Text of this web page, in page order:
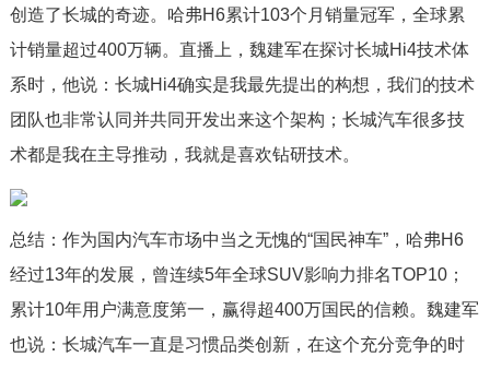
创造了长城的奇迹。哈弗H6累计103个月销量冠军，全球累
计销量超过400万辆。直播上，魏建军在探讨长城Hi4技术体
系时，他说：长城Hi4确实是我最先提出的构想，我们的技术
团队也非常认同并共同开发出来这个架构；长城汽车很多技
术都是我在主导推动，我就是喜欢钻研技术。
总结：作为国内汽车市场中当之无愧的“国民神车”，哈弗H6
经过13年的发展，曾连续5年全球SUV影响力排名TOP10；
累计10年用户满意度第一，赢得超400万国民的信赖。魏建军
也说：长城汽车一直是习惯品类创新，在这个充分竞争的时